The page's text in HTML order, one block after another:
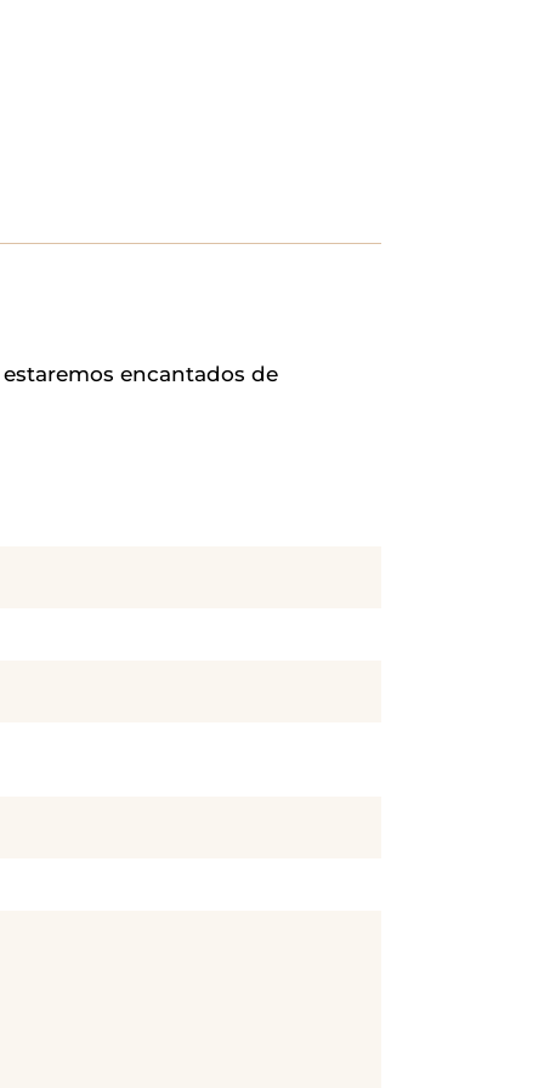
encantados de